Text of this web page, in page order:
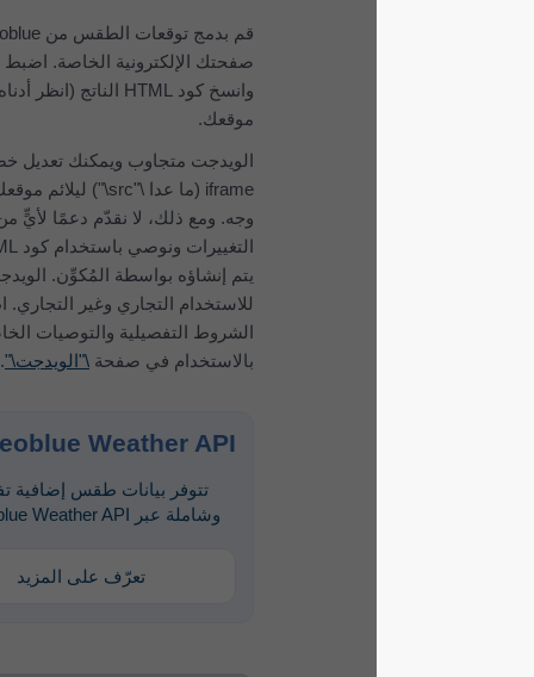
قم بدمج توقعات الطقس من meteoblue في
صفحتك الإلكترونية الخاصة. اضبط المعلمات
وانسخ كود ‎HTML‎ الناتج (انظر أدناه) إلى
الويدجت متجاوب ويمكنك تعديل خصائص
iframe (ما عدا \"src\") ليلائم موقعك على أفضل
وجه. ومع ذلك، لا نقدّم دعمًا لأيٍّ من هذه
التغييرات ونوصي باستخدام كود HTML الذي
يتم إنشاؤه بواسطة المُكوِّن. الويدجت مجاني
للاستخدام التجاري وغير التجاري. اطلع على
الشروط التفصيلية والتوصيات الخاصة
بالاستخدام في صفحة\"الويدجت\".
meteoblue Weather API
تتوفر بيانات طقس إضافية تفصيلية